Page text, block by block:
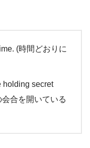
(時間どおりに
holding secret
合を開いている